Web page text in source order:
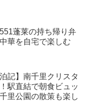
蓬莱の持ち帰り弁
華を自宅で楽しむ
記】南千里クリスタ
駅直結で朝食ビュッ
里公園の散策も楽し